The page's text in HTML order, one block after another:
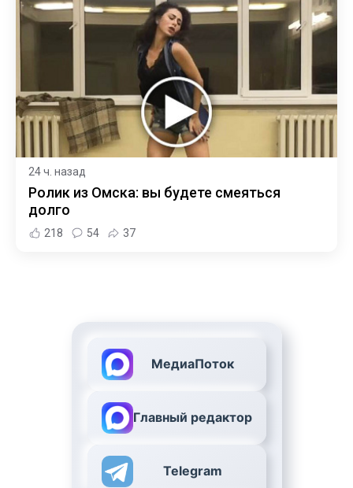
24 ч. назад
Ролик из Омска: вы будете смеяться
долго
218 54 37
МедиаПоток
Главный редактор
Telegram